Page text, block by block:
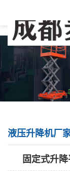
液压升降机厂
固定式升